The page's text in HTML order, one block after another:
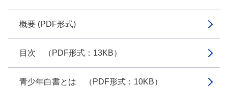
概要 (PDF形式)
目次 （PDF形式：13KB）
青少年白書とは （PDF形式：10KB）